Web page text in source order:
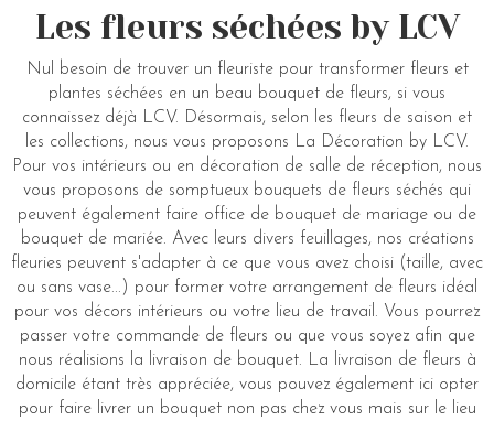
Les fleurs séchées by LCV
Nul besoin de trouver un fleuriste pour transformer fleurs et
plantes séchées en un beau bouquet de fleurs, si vous
connaissez déjà LCV. Désormais, selon les fleurs de saison et
les collections, nous vous proposons La Décoration by LCV.
Pour vos intérieurs ou en décoration de salle de réception, nous
vous proposons de somptueux bouquets de fleurs séchés qui
peuvent également faire office de bouquet de mariage ou de
bouquet de mariée. Avec leurs divers feuillages, nos créations
fleuries peuvent s'adapter à ce que vous avez choisi (taille, avec
ou sans vase...) pour former votre arrangement de fleurs idéal
pour vos décors intérieurs ou votre lieu de travail. Vous pourrez
passer votre commande de fleurs ou que vous soyez afin que
nous réalisions la livraison de bouquet. La livraison de fleurs à
domicile étant très appréciée, vous pouvez également ici opter
pour faire livrer un bouquet non pas chez vous mais sur le lieu